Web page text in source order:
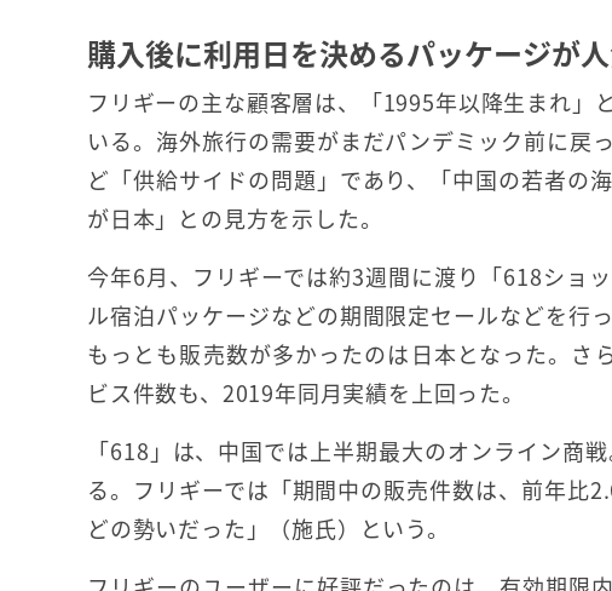
購入後に利用日を決めるパッケージが
フリギーの主な顧客層は、「1995年以降生まれ
いる。海外旅行の需要がまだパンデミック前に戻
ど「供給サイドの問題」であり、「中国の若者の
が日本」との見方を示した。
今年6月、フリギーでは約3週間に渡り「618ショ
ル宿泊パッケージなどの期間限定セールなどを行
もっとも販売数が多かったのは日本となった。
ビス件数も、2019年同月実績を上回った。
「618」は、中国では上半期最大のオンライン商
る。フリギーでは「期間中の販売件数は、前年比
どの勢いだった」（施氏）という。